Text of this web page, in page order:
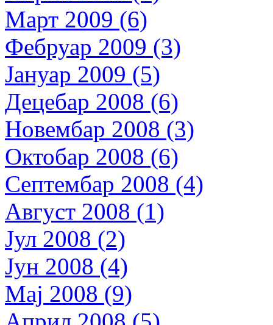
Март 2009 (6)
Фебруар 2009 (3)
Јануар 2009 (5)
Децебар 2008 (6)
Новембар 2008 (3)
Октобар 2008 (6)
Септембар 2008 (4)
Август 2008 (1)
Јул 2008 (2)
Јун 2008 (4)
Мај 2008 (9)